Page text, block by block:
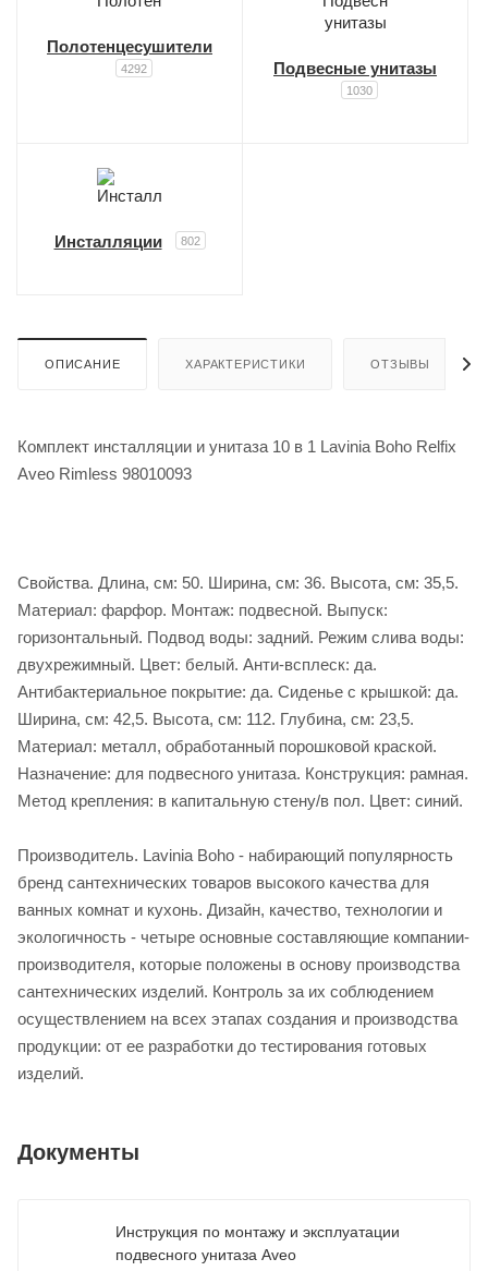
Полотенцесушители
4292 Подвесные унитазы
1030
Инсталляции 802
ОПИСАНИЕ ХАРАКТЕРИСТИКИ ОТЗЫВЫ
Комплект инсталляции и унитаза 10 в 1 Lavinia Boho Relfix
Aveo Rimless 98010093
Свойства. Длина, см: 50. Ширина, см: 36. Высота, см: 35,5.
Материал: фарфор. Монтаж: подвесной. Выпуск:
горизонтальный. Подвод воды: задний. Режим слива воды:
двухрежимный. Цвет: белый. Анти-всплеск: да.
Антибактериальное покрытие: да. Сиденье c крышкой: да.
Ширина, см: 42,5. Высота, см: 112. Глубина, см: 23,5.
Материал: металл, обработанный порошковой краской.
Назначение: для подвесного унитаза. Конструкция: рамная.
Метод крепления: в капитальную стену/в пол. Цвет: синий.
Производитель. Lavinia Boho - набирающий популярность
бренд сантехнических товаров высокого качества для
ванных комнат и кухонь. Дизайн, качество, технологии и
экологичность - четыре основные составляющие компании-
производителя, которые положены в основу производства
сантехнических изделий. Контроль за их соблюдением
осуществлением на всех этапах создания и производства
продукции: от ее разработки до тестирования готовых
изделий.
Документы
Инструкция по монтажу и эксплуатации
подвесного унитаза Aveo